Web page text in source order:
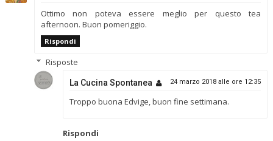
Ottimo non poteva essere meglio per questo tea
afternoon. Buon pomeriggio.
Rispondi
Risposte
La Cucina Spontanea 24 marzo 2018 alle ore 12:35
Troppo buona Edvige, buon fine settimana.
Rispondi